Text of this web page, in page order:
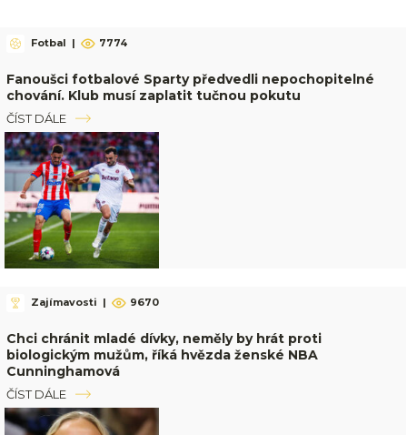
Fotbal | 7774
Fanoušci fotbalové Sparty předvedli nepochopitelné
chování. Klub musí zaplatit tučnou pokutu
ČÍST DÁLE
Zajímavosti | 9670
Chci chránit mladé dívky, neměly by hrát proti
biologickým mužům, říká hvězda ženské NBA
Cunninghamová
ČÍST DÁLE